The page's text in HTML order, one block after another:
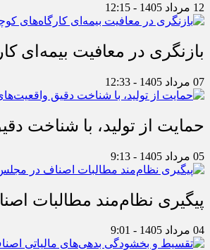
12 مرداد 1405 - 12:15
بازنگری در معافیت بیمه‌ای
07 مرداد 1405 - 12:33
حمایت از تولید، با شناخت
05 مرداد 1405 - 9:13
پیگیری نظام‌مند مطالبات
04 مرداد 1405 - 9:01